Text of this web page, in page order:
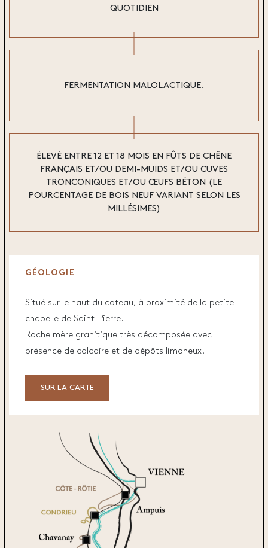
QUOTIDIEN
FERMENTATION MALOLACTIQUE.
ÉLEVÉ ENTRE 12 ET 18 MOIS EN FÛTS DE CHÊNE
FRANÇAIS ET/OU DEMI-MUIDS ET/OU CUVES
TRONCONIQUES ET/OU ŒUFS BÉTON (LE
POURCENTAGE DE BOIS NEUF VARIANT SELON LES
MILLÉSIMES)
GÉOLOGIE
Situé sur le haut du coteau, à proximité de la petite
chapelle de Saint-Pierre.
Roche mère granitique très décomposée avec
présence de calcaire et de dépôts limoneux.
SUR LA CARTE